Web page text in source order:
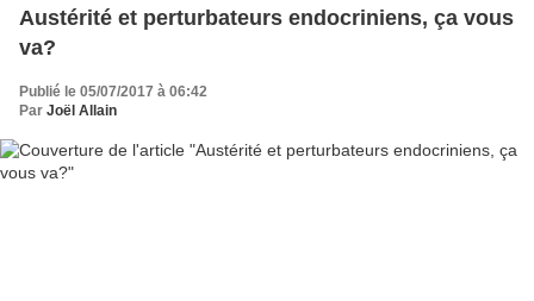
Austérité et perturbateurs endocriniens, ça vous
va?
Publié le 05/07/2017 à 06:42
Par Joël Allain